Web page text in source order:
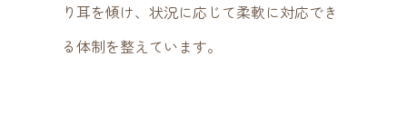
り耳を傾け、状況に応じて柔軟に対応でき
る体制を整えています。